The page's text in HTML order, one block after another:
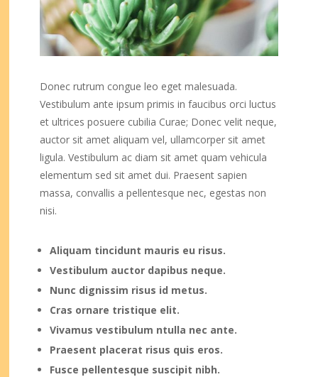
Donec rutrum congue leo eget malesuada.
Vestibulum ante ipsum primis in faucibus orci luctus
et ultrices posuere cubilia Curae; Donec velit neque,
auctor sit amet aliquam vel, ullamcorper sit amet
ligula. Vestibulum ac diam sit amet quam vehicula
elementum sed sit amet dui. Praesent sapien
massa, convallis a pellentesque nec, egestas non
nisi.
Aliquam tincidunt mauris eu risus.
Vestibulum auctor dapibus neque.
Nunc dignissim risus id metus.
Cras ornare tristique elit.
Vivamus vestibulum ntulla nec ante.
Praesent placerat risus quis eros.
Fusce pellentesque suscipit nibh.